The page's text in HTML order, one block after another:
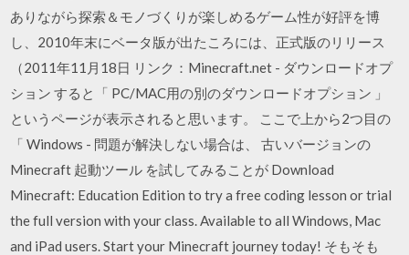
ありながら探索＆モノづくりが楽しめるゲーム性が好評を博
し、2010年末にベータ版が出たころには、正式版のリリース
（2011年11月18日 リンク：Minecraft.net - ダウンロードオプ
ション すると「 PC/MAC用の別のダウンロードオプション 」
というページが表示されると思います。 ここで上から2つ目の
「 Windows - 問題が解決しない場合は、 古いバージョンの
Minecraft 起動ツール を試してみることが Download
Minecraft: Education Edition to try a free coding lesson or trial
the full version with your class. Available to all Windows, Mac
and iPad users. Start your Minecraft journey today! そもそも